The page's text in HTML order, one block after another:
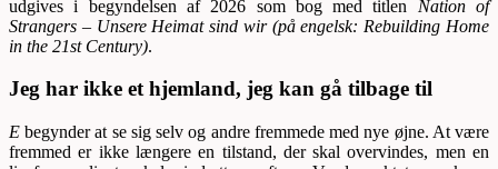
udgives i begyndelsen af 2026 som bog med titlen Nation of
Strangers – Unsere Heimat sind wir (på engelsk: Rebuilding Home
in the 21st Century).
Jeg har ikke et hjemland, jeg kan gå tilbage til
E begynder at se sig selv og andre fremmede med nye øjne. At være
fremmed er ikke længere en tilstand, der skal overvindes, men en